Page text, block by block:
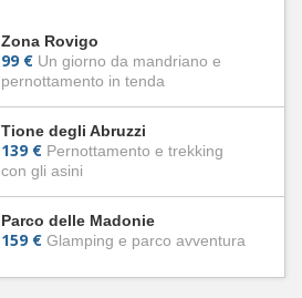
Zona Rovigo
99 € Un giorno da mandriano e
pernottamento in tenda
Tione degli Abruzzi
139 € Pernottamento e trekking
con gli asini
Parco delle Madonie
159 € Glamping e parco avventura